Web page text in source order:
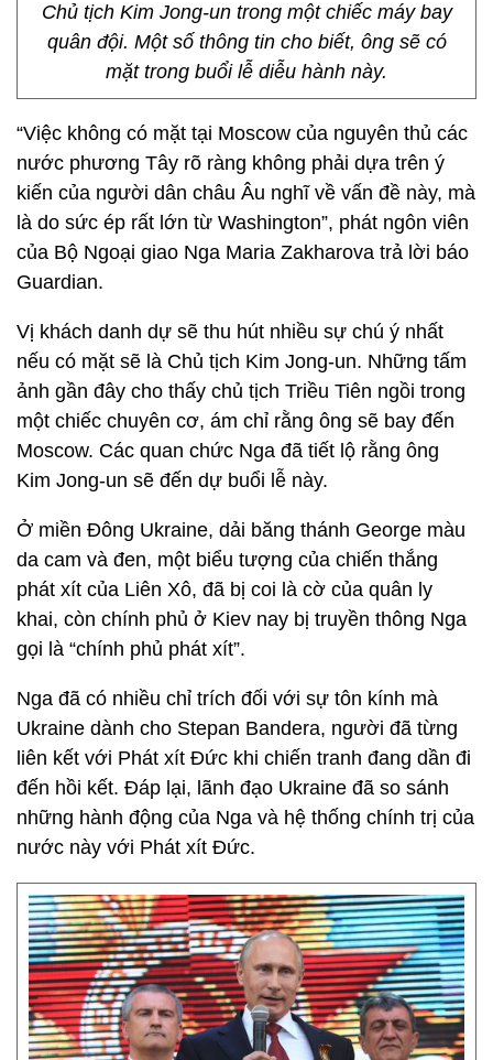
Chủ tịch Kim Jong-un trong một chiếc máy bay
quân đội. Một số thông tin cho biết, ông sẽ có
mặt trong buổi lễ diễu hành này.
“Việc không có mặt tại Moscow của nguyên thủ các
nước phương Tây rõ ràng không phải dựa trên ý
kiến của người dân châu Âu nghĩ về vấn đề này, mà
là do sức ép rất lớn từ Washington”, phát ngôn viên
của Bộ Ngoại giao Nga Maria Zakharova trả lời báo
Guardian.
Vị khách danh dự sẽ thu hút nhiều sự chú ý nhất
nếu có mặt sẽ là Chủ tịch Kim Jong-un. Những tấm
ảnh gần đây cho thấy chủ tịch Triều Tiên ngồi trong
một chiếc chuyên cơ, ám chỉ rằng ông sẽ bay đến
Moscow. Các quan chức Nga đã tiết lộ rằng ông
Kim Jong-un sẽ đến dự buổi lễ này.
Ở miền Đông Ukraine, dải băng thánh George màu
da cam và đen, một biểu tượng của chiến thắng
phát xít của Liên Xô, đã bị coi là cờ của quân ly
khai, còn chính phủ ở Kiev nay bị truyền thông Nga
gọi là “chính phủ phát xít”.
Nga đã có nhiều chỉ trích đối với sự tôn kính mà
Ukraine dành cho Stepan Bandera, người đã từng
liên kết với Phát xít Đức khi chiến tranh đang dần đi
đến hồi kết. Đáp lại, lãnh đạo Ukraine đã so sánh
những hành động của Nga và hệ thống chính trị của
nước này với Phát xít Đức.